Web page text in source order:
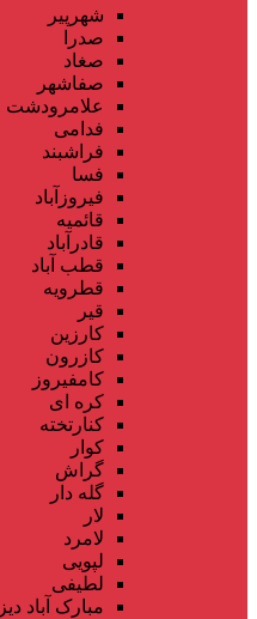
شهرپیر
صدرا
صغاد
صفاشهر
علامرودشت
فدامی
فراشبند
فسا
فیروزآباد
قائمیه
قادرآباد
قطب آباد
قطرویه
قیر
کارزین
کازرون
کامفیروز
کره ای
کنارتخته
کوار
گراش
گله دار
لار
لامرد
لپویی
لطیفی
مبارک آباد دیز